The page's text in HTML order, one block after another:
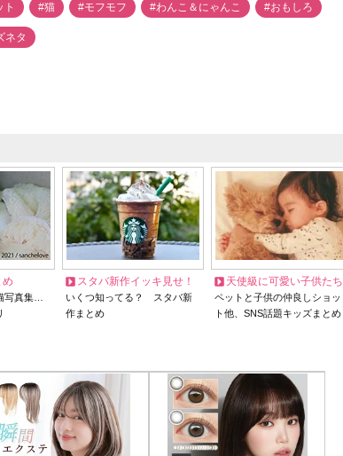
ト #猫 #モフモフ #わんこ＆にゃんこ #おもしろ
ネタ
め
写真集…
スタバ新作イッキ見せ！
いくつ知ってる？ スタバ新
作まとめ
天使級に可愛い子供たち
ペットと子供の仲良しショッ
ト他、SNS話題キッズまとめ